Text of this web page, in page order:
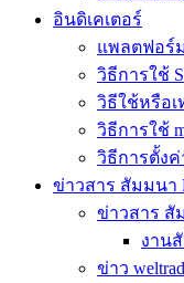
อินดิเคเตอร์
แพลตฟอร์
วิธีการใช้
วิธีใช้หรือเ
วิธีการใช้
วิธีการตั้งค่
ข่าวสาร สัมมนา
ข่าวสาร สั
งาน
ข่าว